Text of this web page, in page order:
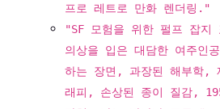
프로 레트로 만화 렌더링."
"SF 모험을 위한 펄프 잡지
의상을 입은 대담한 여주인
하는 장면, 과장된 해부학,
래피, 손상된 종이 질감,